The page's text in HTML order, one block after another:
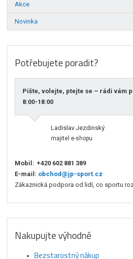
Akce
Novinka
Potřebujete poradit?
Pište, volejte, ptejte se – rádi vám
8:00-18:00
Ladislav Jezdinský
majitel e-shopu
Mobil: +420 602 881 389
E-mail: obchod@jp-sport.cz
Zákaznická podpora od lidí, co sportu
Nakupujte výhodně
Bezstarostný nákup